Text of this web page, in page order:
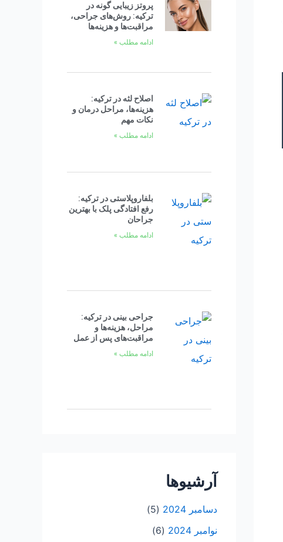
پروتز زیبایی گونه در
ترکیه: روش‌های جراحی،
مراقبت‌ها و هزینه‌ها
ادامه مطلب »
اصلاح لثه در ترکیه:
هزینه‌ها، مراحل درمان و
نکات مهم
ادامه مطلب »
بلفاروپلاستی در ترکیه:
رفع افتادگی پلک با بهترین
جراحان
ادامه مطلب »
جراحی بینی در ترکیه:
مراحل، هزینه‌ها و
مراقبت‌های پس از عمل
ادامه مطلب »
آرشیوها
دسامبر 2024
(5)
نوامبر 2024
(6)